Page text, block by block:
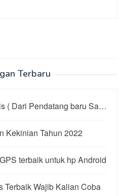
Terbaru
( Dari Pendatang baru Sa…
Kekinian Tahun 2022
terbaik untuk hp Android
Terbaik Wajib Kalian Coba